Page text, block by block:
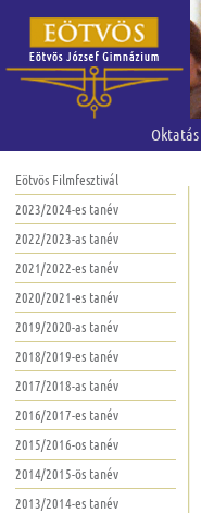
Oktatás
Eötvös Filmfesztivál
2023/2024-es tanév
2022/2023-as tanév
2021/2022-es tanév
2020/2021-es tanév
2019/2020-as tanév
2018/2019-es tanév
2017/2018-as tanév
2016/2017-es tanév
2015/2016-os tanév
2014/2015-ös tanév
2013/2014-es tanév